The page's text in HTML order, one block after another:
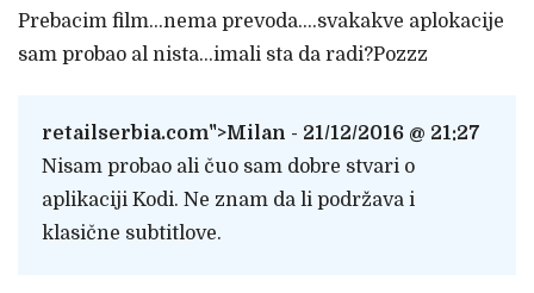
Prebacim film…nema prevoda….svakakve aplokacije
sam probao al nista…imali sta da radi?Pozzz
retailserbia.com">Milan - 21/12/2016 @ 21:27
Nisam probao ali čuo sam dobre stvari o
aplikaciji Kodi. Ne znam da li podržava i
klasične subtitlove.